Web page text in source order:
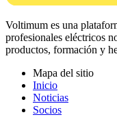
Voltimum es una
profesionales eléctricos
productos, formación y
Mapa del sitio
Inicio
Noticias
Socios